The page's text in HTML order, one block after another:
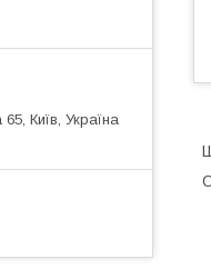
Київ, Україна